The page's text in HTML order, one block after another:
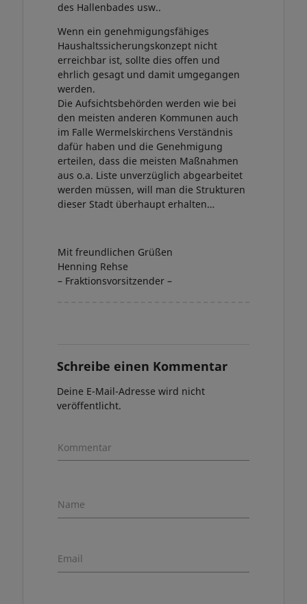
des Hallenbades usw..
Wenn ein genehmigungsfähiges
Haushaltssicherungskonzept nicht
erreichbar ist, sollte dies offen und
ehrlich gesagt und damit umgegangen
werden.
Die Aufsichtsbehörden werden wie bei
den meisten anderen Kommunen auch
im Falle Wermelskirchens Verständnis
dafür haben und die Genehmigung
erteilen, dass die meisten Maßnahmen
aus o.a. Liste unverzüglich abgearbeitet
werden müssen, will man die Strukturen
dieser Stadt überhaupt erhalten…
Mit freundlichen Grüßen
Henning Rehse
– Fraktionsvorsitzender –
Schreibe einen Kommentar
Deine E-Mail-Adresse wird nicht
veröffentlicht.
Kommentar
Name
Email